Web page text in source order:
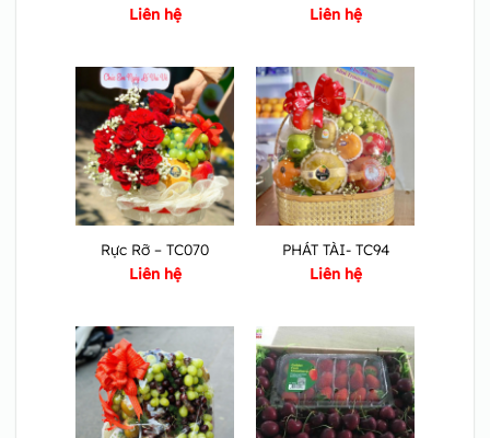
Liên hệ
Liên hệ
Rực Rỡ – TC070
Liên hệ
PHÁT TÀI- TC94
Liên hệ